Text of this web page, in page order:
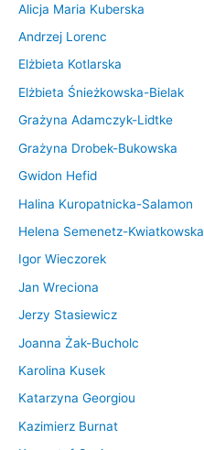
Alicja Maria Kuberska
Andrzej Lorenc
Elżbieta Kotlarska
Elżbieta Śnieżkowska-Bielak
Grażyna Adamczyk-Lidtke
Grażyna Drobek-Bukowska
Gwidon Hefid
Halina Kuropatnicka-Salamon
Helena Semenetz-Kwiatkowska
Igor Wieczorek
Jan Wreciona
Jerzy Stasiewicz
Joanna Żak-Bucholc
Karolina Kusek
Katarzyna Georgiou
Kazimierz Burnat